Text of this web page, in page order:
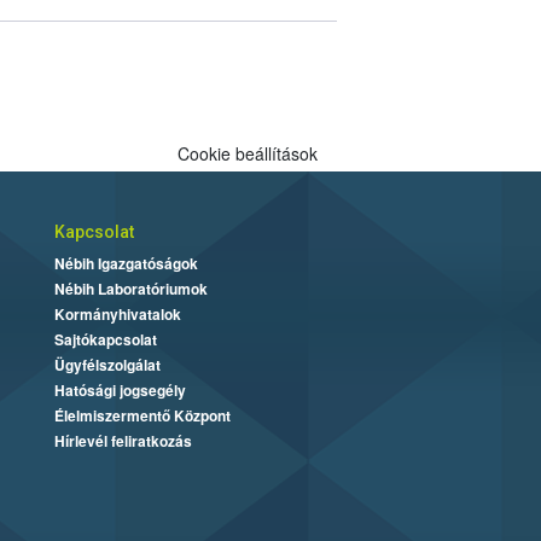
Cookie beállítások
Kapcsolat
Nébih Igazgatóságok
Nébih Laboratóriumok
Kormányhivatalok
Sajtókapcsolat
Ügyfélszolgálat
Hatósági jogsegély
Élelmiszermentő Központ
Hírlevél feliratkozás